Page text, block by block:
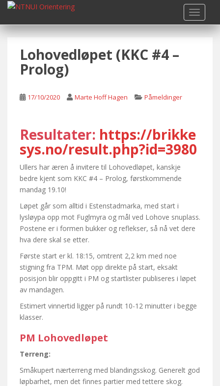
i
Lohovedløpet (KKC #4 –
Prolog)
17/10/2020 Marte Hoff Hagen Påmeldinger
Resultater: https://brikke
sys.no/result.php?id=3980
Ullers har æren å invitere til Lohovedløpet, kanskje
bedre kjent som KKC #4 – Prolog, førstkommende
mandag 19.10!
Løpet går som alltid i Estenstadmarka, med start i
lysløypa opp mot Fuglmyra og mål ved Lohove snuplass.
Postene er i formen bukker og reflekser, så nå vet dere
hva dere skal se etter.
Første start er kl. 18:15, omtrent 2,2 km med noe
stigning fra TPM. Møt opp direkte på start, eksakt
posisjon blir oppgitt i PM og startlister publiseres i løpet
av mandagen.
Estimert vinnertid ligger på rundt 10-12 minutter i begge
klasser.
PM Lohovedløpet
Terreng:
Småkupert nærterreng med blandingsskog. Generelt god
løpbarhet, men det finnes partier med tettere skog.